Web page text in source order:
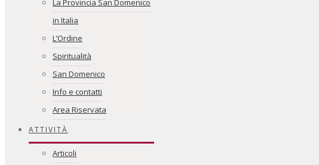
La Provincia San Domenico
in Italia
L’Ordine
Spiritualità
San Domenico
Info e contatti
Area Riservata
ATTIVITÀ
Articoli